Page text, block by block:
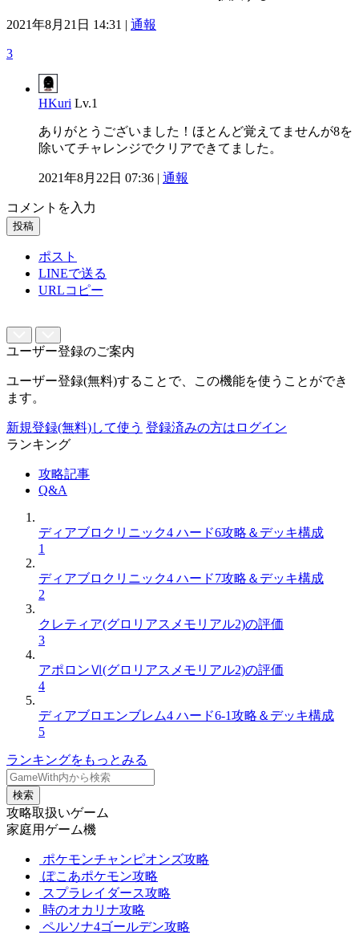
2021年8月21日 14:31 | 通報
3
HKuri Lv.1
ありがとうございました！ほとんど覚えてませんが8を
除いてチャレンジでクリアできてました。
2021年8月22日 07:36 | 通報
コメントを入力
投稿
ポスト
LINEで送る
URLコピー
ユーザー登録のご案内
ユーザー登録(無料)することで、この機能を使うことができ
ます。
新規登録(無料)して使う 登録済みの方はログイン
ランキング
攻略記事
Q&A
ディアブロクリニック4 ハード6攻略＆デッキ構成
1
ディアブロクリニック4 ハード7攻略＆デッキ構成
2
クレティア(グロリアスメモリアル2)の評価
3
アポロンⅥ(グロリアスメモリアル2)の評価
4
ディアブロエンブレム4 ハード6-1攻略＆デッキ構成
5
ランキングをもっとみる
検索
攻略取扱いゲーム
家庭用ゲーム機
ポケモンチャンピオンズ攻略
ぽこあポケモン攻略
スプラレイダース攻略
時のオカリナ攻略
ペルソナ4ゴールデン攻略